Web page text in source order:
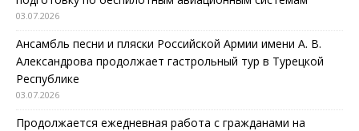
03.07.2026
Ансамбль песни и пляски Российской Армии имени А. В.
Александрова продолжает гастрольный тур в Турецкой
Республике
03.07.2026
Продолжается ежедневная работа с гражданами на